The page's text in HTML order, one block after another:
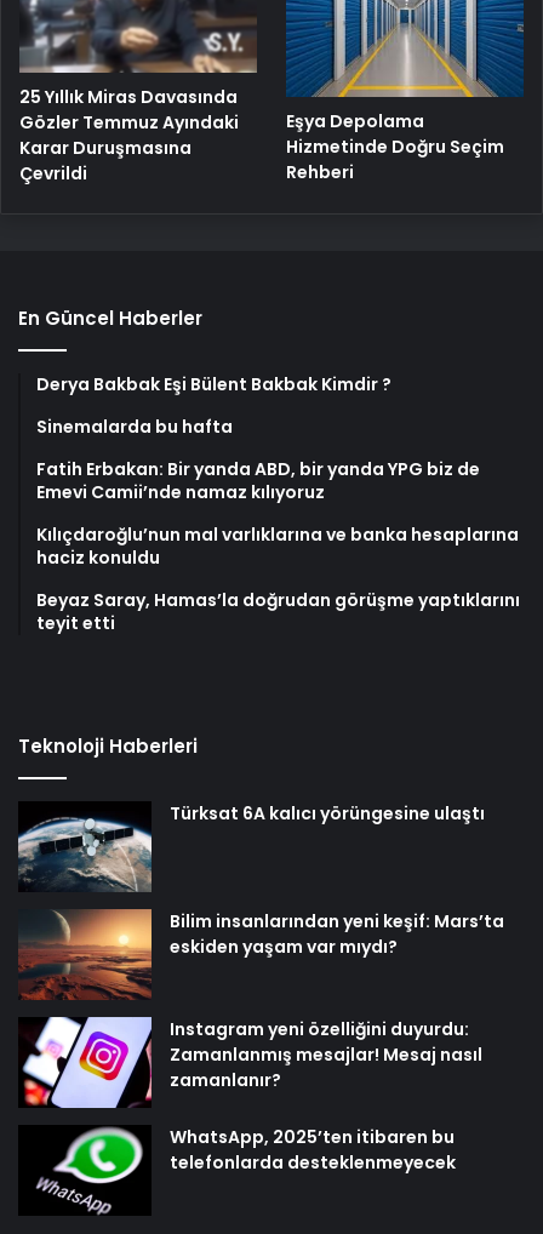
25 Yıllık Miras Davasında
Gözler Temmuz Ayındaki
Karar Duruşmasına
Çevrildi
Eşya Depolama
Hizmetinde Doğru Seçim
Rehberi
En Güncel Haberler
Derya Bakbak Eşi Bülent Bakbak Kimdir ?
Sinemalarda bu hafta
Fatih Erbakan: Bir yanda ABD, bir yanda YPG biz de
Emevi Camii’nde namaz kılıyoruz
Kılıçdaroğlu’nun mal varlıklarına ve banka hesaplarına
haciz konuldu
Beyaz Saray, Hamas’la doğrudan görüşme yaptıklarını
teyit etti
Teknoloji Haberleri
Türksat 6A kalıcı yörüngesine ulaştı
Bilim insanlarından yeni keşif: Mars’ta
eskiden yaşam var mıydı?
Instagram yeni özelliğini duyurdu:
Zamanlanmış mesajlar! Mesaj nasıl
zamanlanır?
WhatsApp, 2025’ten itibaren bu
telefonlarda desteklenmeyecek